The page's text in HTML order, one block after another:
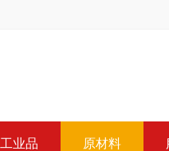
工业品 原材料